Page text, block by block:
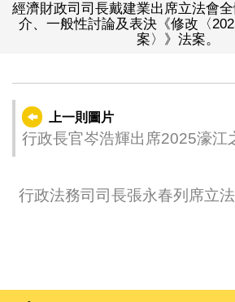
經濟財政司司長戴建業出席立法會全
介、一般性討論及表決《修改〈
案〉》法案。
上一則圖片
行政長官岑浩輝出席2025濠江
行政法務司司長張永春列席立